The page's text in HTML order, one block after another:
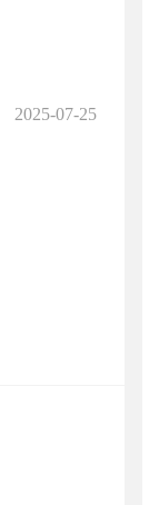
2025-07-25